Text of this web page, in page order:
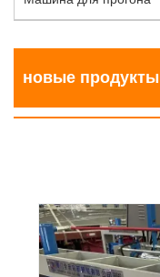
новые продукты